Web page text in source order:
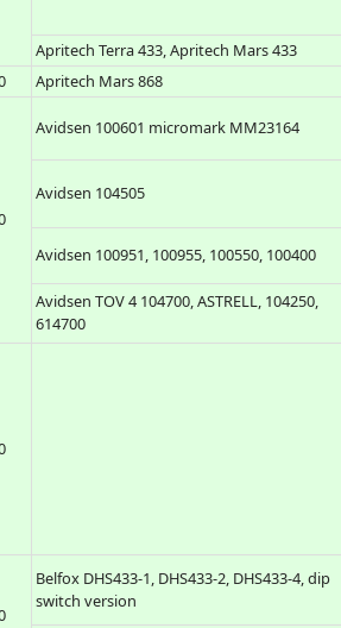
Apritech Terra 433, Apritech Mars 433
Apritech Mars 868
Avidsen 100601 micromark MM23164
Avidsen 104505
Avidsen 100951, 100955, 100550, 100400
Avidsen TOV 4 104700, ASTRELL, 104250,
614700
Belfox DHS433-1, DHS433-2, DHS433-4, dip
switch version